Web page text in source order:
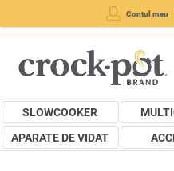
Contul meu
SLOWCOOKER
APARATE DE VIDAT